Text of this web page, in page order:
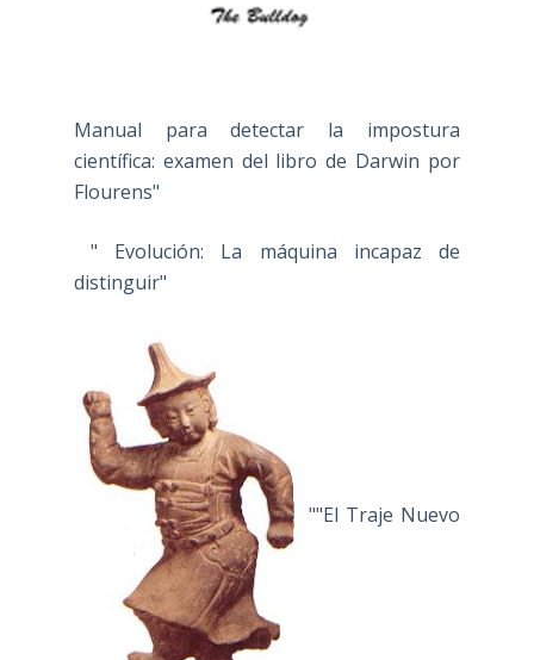
Manual para detectar la impostura
científica: examen del libro de Darwin por
Flourens"
" Evolución: La máquina incapaz de
distinguir"
""El Traje Nuevo